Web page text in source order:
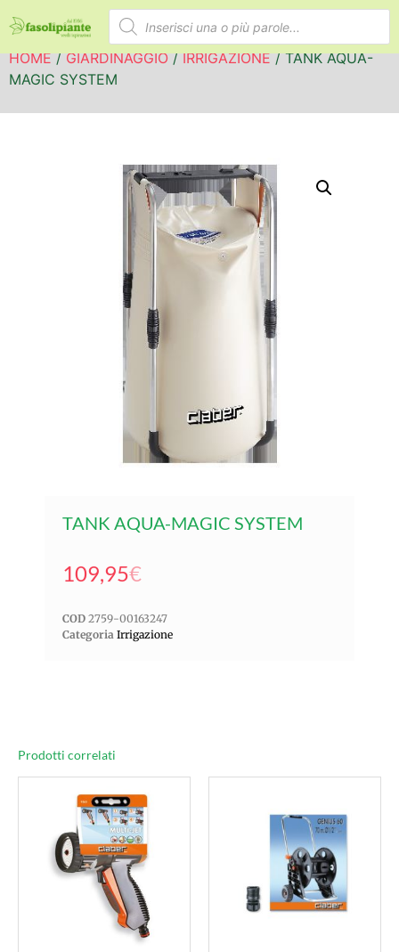
HOME/GIARDINAGGIO/IRRIGAZIONE/ TANK AQUA-
MAGIC SYSTEM
TANK AQUA-MAGIC SYSTEM
109,95€
COD 2759-00163247
Categoria Irrigazione
Prodotti correlati